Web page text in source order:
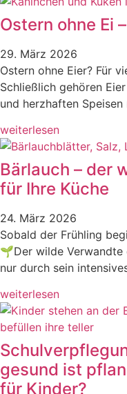
Ostern ohne Ei
29. März 2026
Ostern ohne Eier? Für
Schließlich gehören
und herzhaften Speisen
weiterlesen
Bärlauch – der
für Ihre Küche
24. März 2026
Sobald der Frühling
🌱Der wilde Verwandte
nur durch sein
weiterlesen
gesund ist
für Kinder?